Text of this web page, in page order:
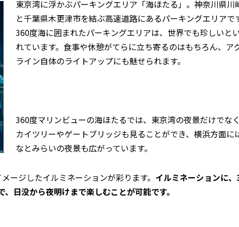
東京湾に浮かぶパーキングエリア「海ほたる」。神奈川県川
と千葉県木更津市を結ぶ高速道路にあるパーキングエリアで
360度海に囲まれたパーキングエリアは、世界でも珍しいと
れています。食事や休憩がてらに立ち寄るのはもちろん、ア
ライン自体のライトアップにも魅せられます。
360度マリンビューの海ほたるでは、東京湾の夜景だけでな
カイツリーやゲートブリッジも見ることができ、横浜方面に
なとみらいの夜景も広がっています。
ージしたイルミネーションが彩ります。 イルミネーションに、
日没から夜明けまで楽しむことが可能です。